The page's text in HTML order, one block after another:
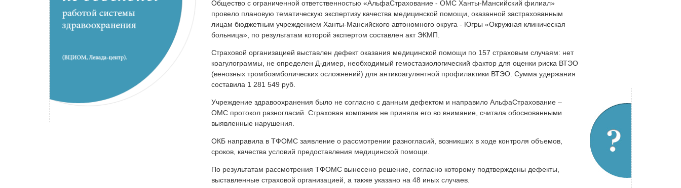
Общество с ограниченной ответственностью «АльфаСтрахование - ОМС Ханты-Мансийский филиал»
провело плановую тематическую экспертизу качества медицинской помощи, оказанной застрахованным
лицам бюджетным учреждением Ханты-Мансийского автономного округа - Югры «Окружная клиническая
больница», по результатам которой экспертом составлен акт ЭКМП.
Страховой организацией выставлен дефект оказания медицинской помощи по 157 страховым случаям: нет
коагулограммы, не определен Д-димер, необходимый гемостазиологический фактор для оценки риска ВТЭО
(венозных тромбоэмболических осложнений) для антикоагулянтной профилактики ВТЭО. Сумма удержания
составила 1 281 549 руб.
Учреждение здравоохранения было не согласно с данным дефектом и направило АльфаСтрахование –
ОМС протокол разногласий. Страховая компания не приняла его во внимание, считала обоснованными
выявленные нарушения.
ОКБ направила в ТФОМС заявление о рассмотрении разногласий, возникших в ходе контроля объемов,
сроков, качества условий предоставления медицинской помощи.
По результатам рассмотрения ТФОМС вынесено решение, согласно которому подтверждены дефекты,
выставленные страховой организацией, а также указано на 48 иных случаев.